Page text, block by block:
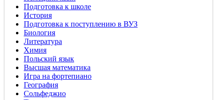
Подготовка к школе
История
Подготовка к поступлению в ВУЗ
Биология
Литература
Химия
Польский язык
Высшая математика
Игра на фортепиано
География
Сольфеджио